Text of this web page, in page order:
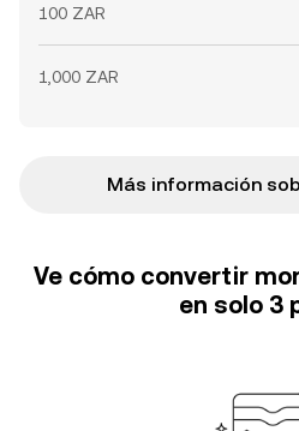
100 ZAR
1,000 ZAR
Más información
Ve cómo convertir
en solo 3